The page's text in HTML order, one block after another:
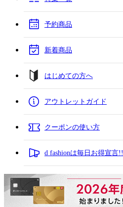
予約商品
新着商品
はじめての方へ
アウトレットガイド
クーポンの使い方
d fashionは毎日お得宣言!!